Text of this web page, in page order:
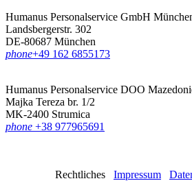
Humanus Personalservice GmbH
Landsbergerstr. 302
DE-80687 München
phone‪+49 162 6855173
Humanus Personalservice DOO
Majka Tereza br. 1/2
MK-2400 Strumica
phone +38 977965691
Rechtliches Impressum